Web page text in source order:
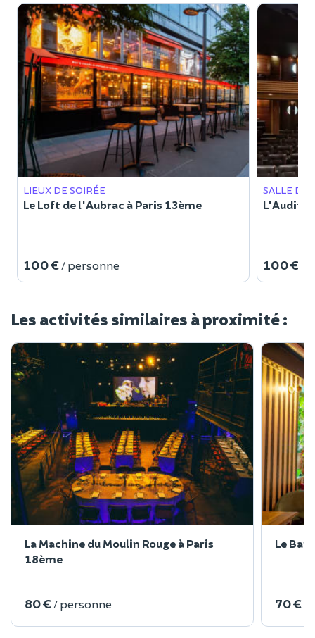
LIEUX DE SOIRÉE
Le Loft de l'Aubrac à Paris 13ème
100 € / personne
SALLE DE
100 €
Les activités similaires à proximité :
La Machine du Moulin Rouge à Paris
18ème
80 € / personne
Le Bar
70 €